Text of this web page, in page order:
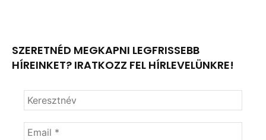
SZERETNÉD MEGKAPNI LEGFRISSEBB
HÍREINKET? IRATKOZZ FEL HÍRLEVELÜNKRE!